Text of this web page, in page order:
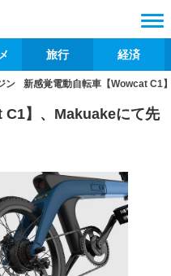
旅行 経済
ン 新感覚電動自転車【Wowcat C1
C1】、Makuakeにて先